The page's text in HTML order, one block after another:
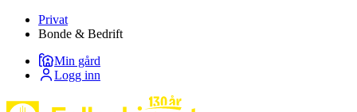
Privat
Bonde & Bedrift
Min gård
Logg inn